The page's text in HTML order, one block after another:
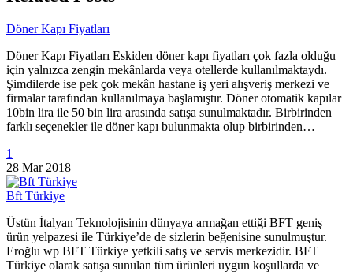
Döner Kapı Fiyatları
Döner Kapı Fiyatları Eskiden döner kapı fiyatları çok fazla olduğu
için yalnızca zengin mekânlarda veya otellerde kullanılmaktaydı.
Şimdilerde ise pek çok mekân hastane iş yeri alışveriş merkezi ve
firmalar tarafından kullanılmaya başlamıştır. Döner otomatik kapılar
10bin lira ile 50 bin lira arasında satışa sunulmaktadır. Birbirinden
farklı seçenekler ile döner kapı bulunmakta olup birbirinden…
1
28 Mar 2018
Bft Türkiye
Üstün İtalyan Teknolojisinin dünyaya armağan ettiği BFT geniş
ürün yelpazesi ile Türkiye’de de sizlerin beğenisine sunulmuştur.
Eroğlu wp BFT Türkiye yetkili satış ve servis merkezidir. BFT
Türkiye olarak satışa sunulan tüm ürünleri uygun koşullarda ve